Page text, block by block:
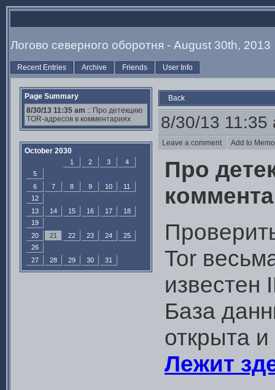
Логово северного оборотня - August 30th, 2013
Recent Entries Archive Friends User Info
Page Summary
8/30/13 11:35 am :: Про детекцию
TOR-адресов в комментариях
October 2030
1 2 3
4
5
6
7 8 9 10
11
12
13
14 15 16 17
18
19
20
21 22 23 24
25
26
27
28 29 30 31
Back
8/30/13 11:35
Leave a comment Add to
Про
Tor
известен
База
открыта
Лежит